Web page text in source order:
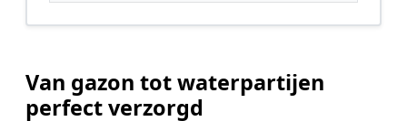
Van gazon tot waterpartijen
perfect verzorgd